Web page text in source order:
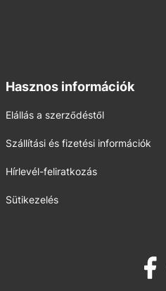
Hasznos információk
Elállás a szerződéstől
Szállítási és fizetési információk
Hírlevél-feliratkozás
Sütikezelés